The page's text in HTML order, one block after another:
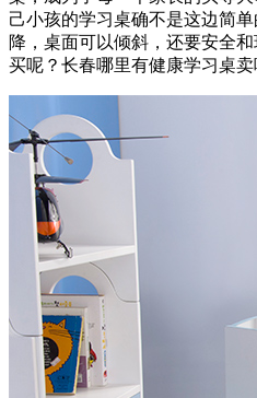
己小孩的学习桌确不是这边简
降，桌面可以倾斜，还要安全
买呢？长春哪里有健康学习桌卖